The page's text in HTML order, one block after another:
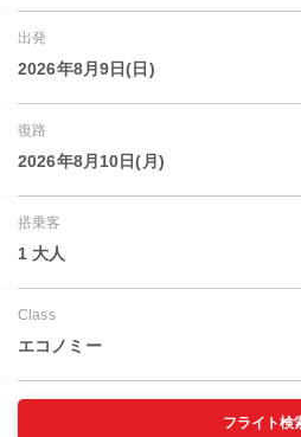
出発
2026年8月9日(日)
復路
2026年8月10日(月)
搭乗客
1 大人
Class
エコノミー
フライト検